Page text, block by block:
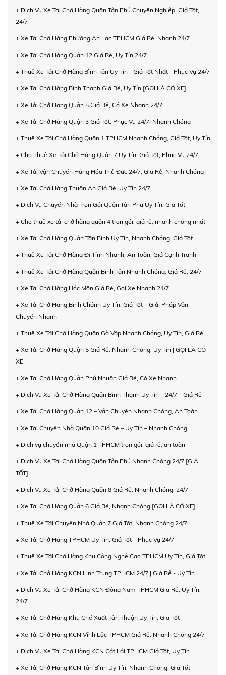
+ Dịch Vụ Xe Tải Chở Hàng Quận Tân Phú Chuyên Nghiệp, Giá Tốt,
24/7
+ Xe Tải Chở Hàng Phường An Lạc TPHCM Giá Rẻ, Nhanh 24/7
+ Xe Tải Chở Hàng Quận 12 Giá Rẻ, Uy Tín 24/7
+ Thuê Xe Tải Chở Hàng Bình Tân Uy Tín - Giá Tốt Nhất - Phục Vụ 24/7
+ Xe Tải Chở Hàng Bình Thạnh Giá Rẻ, Uy Tín [GỌI LÀ CÓ XE]
+ Xe Tải Chở Hàng Quận 5 Giá Rẻ, Có Xe Nhanh 24/7
+ Xe Tải Chở Hàng Quận 3 Giá Tốt, Phục Vụ 24/7, Nhanh Chóng
+ Thuê Xe Tải Chở Hàng Quận 1 TPHCM Nhanh Chóng, Giá Tốt, Uy Tín
+ Cho Thuê Xe Tải Chở Hàng Quận 7 Uy Tín, Giá Tốt, Phục Vụ 24/7
+ Xe Tải Vận Chuyển Hàng Hóa Thủ Đức 24/7, Giá Rẻ, Nhanh Chóng
+ Xe Tải Chở Hàng Thuận An Giá Rẻ, Uy Tín 24/7
+ Dịch Vụ Chuyển Nhà Trọn Gói Quận Tân Phú Uy Tín, Giá Tốt
+ Cho thuê xe tải chở hàng quận 4 trọn gói, giá rẻ, nhanh chóng nhất
+ Xe Tải Chở Hàng Quận Tân Bình Uy Tín, Nhanh Chóng, Giá Tốt
+ Thuê Xe Tải Chở Hàng Đi Tỉnh Nhanh, An Toàn, Giá Cạnh Tranh
+ Thuê Xe Tải Chở Hàng Quận Bình Tân Nhanh Chóng, Giá Rẻ, 24/7
+ Xe Tải Chở Hàng Hóc Môn Giá Rẻ, Gọi Xe Nhanh 24/7
+ Xe Tải Chở Hàng Bình Chánh Uy Tín, Giá Tốt – Giải Pháp Vận
Chuyển Nhanh
+ Thuê Xe Tải Chở Hàng Quận Gò Vấp Nhanh Chóng, Uy Tín, Giá Rẻ
+ Xe Tải Chở Hàng Quận 5 Giá Rẻ, Nhanh Chóng, Uy Tín | GỌI LÀ CÓ
XE
+ Xe Tải Chở Hàng Quận Phú Nhuận Giá Rẻ, Có Xe Nhanh
+ Dịch Vụ Xe Tải Chở Hàng Quận Bình Thạnh Uy Tín – 24/7 – Giá Rẻ
+ Xe Tải Chở Hàng Quận 12 – Vận Chuyển Nhanh Chóng, An Toàn
+ Xe Tải Chuyển Nhà Quận 10 Giá Rẻ – Uy Tín – Nhanh Chóng
+ Dịch vụ chuyển nhà Quận 1 TPHCM trọn gói, giá rẻ, an toàn
+ Dịch Vụ Xe Tải Chở Hàng Quận Tân Phú Nhanh Chóng 24/7 [GIÁ
TỐT]
+ Dịch Vụ Xe Tải Chở Hàng Quận 8 Giá Rẻ, Nhanh Chóng, 24/7
+ Xe Tải Chở Hàng Quận 6 Giá Rẻ, Nhanh Chóng [GỌI LÀ CÓ XE]
+ Thuê Xe Tải Chuyển Nhà Quận 7 Giá Tốt, Nhanh Chóng 24/7
+ Xe Tải Chở Hàng TPHCM Uy Tín, Giá Tốt – Phục Vụ 24/7
+ Thuê Xe Tải Chở Hàng Khu Công Nghệ Cao TPHCM Uy Tín, Giá Tốt
+ Xe Tải Chở Hàng KCN Linh Trung TPHCM 24/7 | Giá Rẻ - Uy Tín
+ Dịch Vụ Xe Tải Chở Hàng KCN Đông Nam TPHCM Giá Rẻ, Uy Tín,
24/7
+ Xe Tải Chở Hàng Khu Chế Xuất Tân Thuận Uy Tín, Giá Tốt
+ Xe Tải Chở Hàng KCN Vĩnh Lộc TPHCM Giá Rẻ, Nhanh Chóng 24/7
+ Dịch Vụ Xe Tải Chở Hàng KCN Cát Lái TPHCM Giá Tốt, Uy Tín
+ Xe Tải Chở Hàng KCN Tân Bình Uy Tín, Nhanh Chóng, Giá Tốt